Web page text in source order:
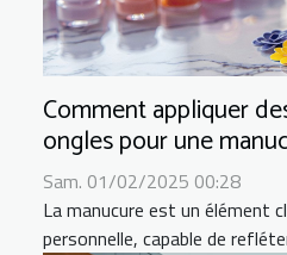
Comment appliquer
ongles pour une
Sam. 01/02/2025 00:28
La manucure est un élément
personnelle, capable de